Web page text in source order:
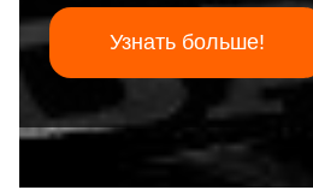
Узнать больше!